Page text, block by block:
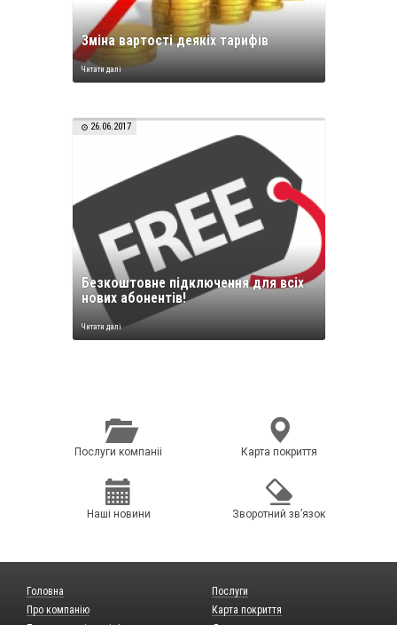
Зміна вартості деякіх тарифів
Читати далі
26.06.2017
Безкоштовне підключення для всіх
нових абонентів!
Читати далі
Послуги компанii Карта покриття
Нашi новини Зворотний зв’язок
Головна
Про компанію
Послуги
Карта покриття